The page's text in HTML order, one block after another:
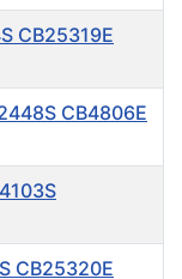
CB25319E
CB4806E
CB25320E